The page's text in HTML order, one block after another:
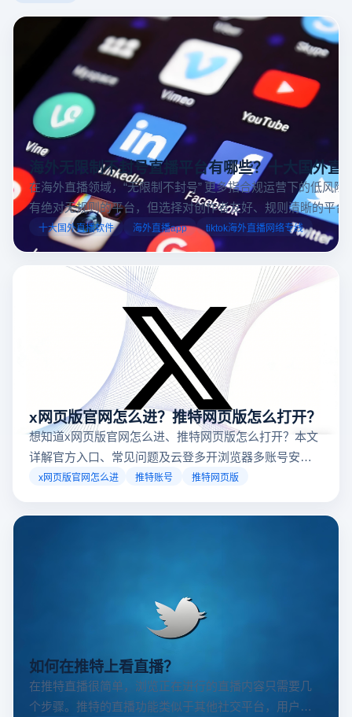
海外无限制不封号直播平台有哪些？十大国外直
在海外直播领域，“无限制不封号” 更多指合规运营下的低风
有绝对无规则的平台，但选择对创作者友好、规则清晰的平台
业工具规避风险，能显著降低封号概率。以下推荐十大国外
台，并结合云登多开浏览器的功能，详解如何安全高效运营。
十大国外直播软件 海外直播app tiktok海外直播网络专线
x网页版官网怎么进？推特网页版怎么打开？
想知道x网页版官网怎么进、推特网页版怎么打开？本文
详解官方入口、常见问题及云登多开浏览器多账号安全
访问方案，助你稳定登录高效运营。
x网页版官网怎么进 推特账号 推特网页版
如何在推特上看直播？
在推特直播很简单，浏览正在进行的直播内容只需要几
个步骤。推特的直播功能类似于其他社交平台，用户可